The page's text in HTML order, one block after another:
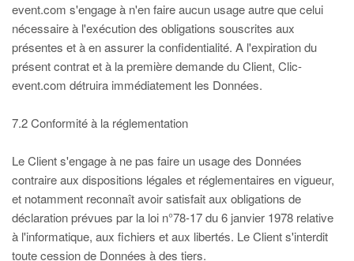
event.com s'engage à n'en faire aucun usage autre que celui
nécessaire à l'exécution des obligations souscrites aux
présentes et à en assurer la confidentialité. A l'expiration du
présent contrat et à la première demande du Client, Clic-
event.com détruira immédiatement les Données.
7.2 Conformité à la réglementation
Le Client s'engage à ne pas faire un usage des Données
contraire aux dispositions légales et réglementaires en vigueur,
et notamment reconnaît avoir satisfait aux obligations de
déclaration prévues par la loi n°78-17 du 6 janvier 1978 relative
à l'informatique, aux fichiers et aux libertés. Le Client s'interdit
toute cession de Données à des tiers.